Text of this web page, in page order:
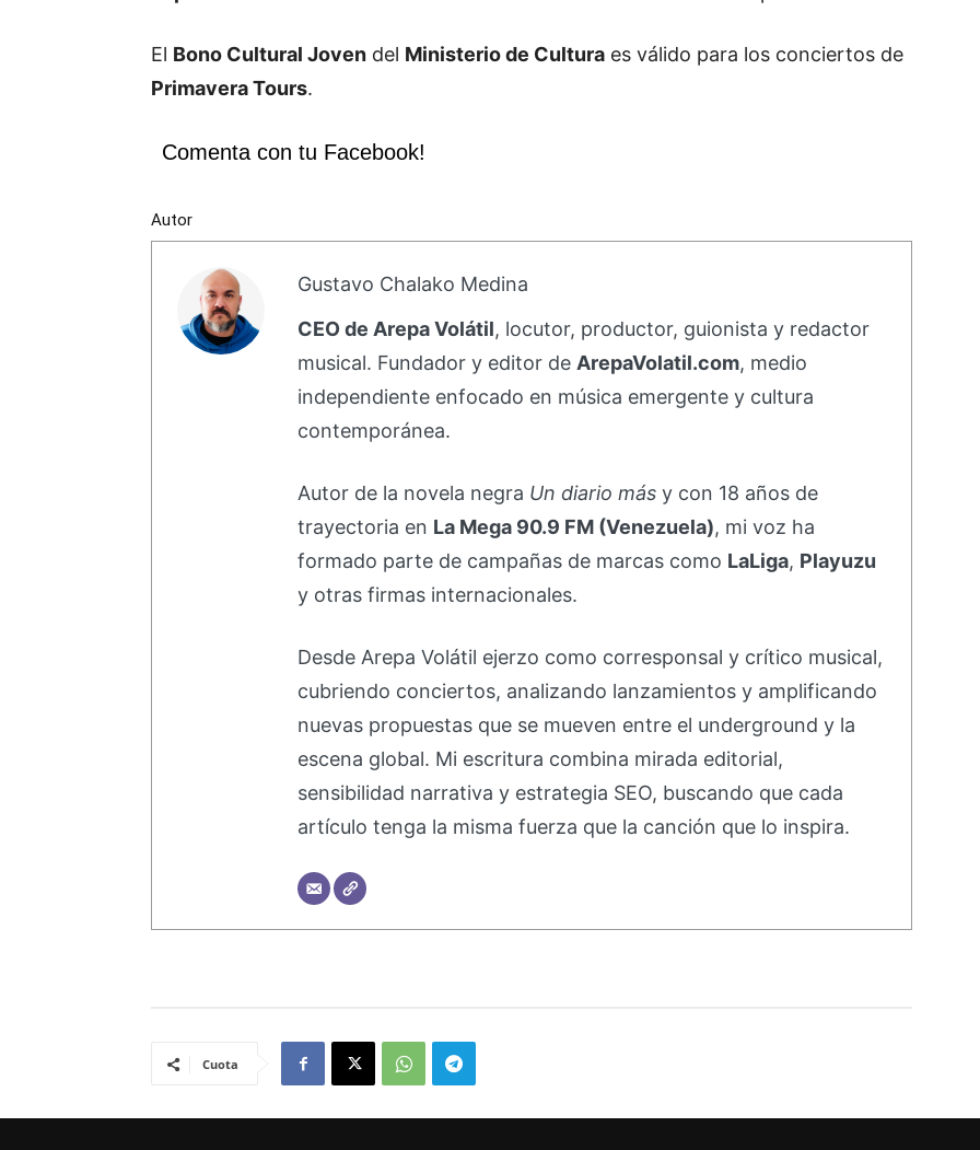
El Bono Cultural Joven del Ministerio de Cultura es válido para los conciertos de
Primavera Tours.
Comenta con tu Facebook!
Autor
Gustavo Chalako Medina
CEO de Arepa Volátil, locutor, productor, guionista y redactor
musical. Fundador y editor de ArepaVolatil.com, medio
independiente enfocado en música emergente y cultura
contemporánea.
Autor de la novela negra Un diario másy con 18 años de
trayectoria en La Mega 90.9 FM (Venezuela), mi voz ha
formado parte de campañas de marcas como LaLiga, Playuzu
y otras firmas internacionales.
Desde Arepa Volátil ejerzo como corresponsal y crítico musical,
cubriendo conciertos, analizando lanzamientos y amplificando
nuevas propuestas que se mueven entre el underground y la
escena global. Mi escritura combina mirada editorial,
sensibilidad narrativa y estrategia SEO, buscando que cada
artículo tenga la misma fuerza que la canción que lo inspira.
Cuota